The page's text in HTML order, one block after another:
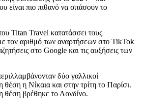
είναι πιο πιθανό να σπάσουν το
Titan Travel κατατάσσει τους
τον αριθμό των αναρτήσεων στο TikTok
στο Google και τις αυξήσεις των
δύο γαλλικοί
η Νίκαια και στην τρίτη το Παρίσι.
θέση βρέθηκε το Λονδίνο.